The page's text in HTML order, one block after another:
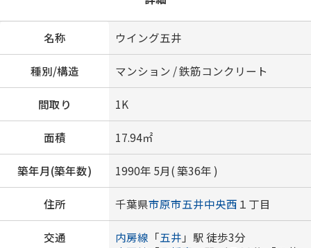
名称 ウイング五井
種別/構造 マンション / 鉄筋コンクリート
間取り 1K
面積 17.94㎡
築年月(築年数) 1990年 5月( 築36年 )
住所 千葉県市原市五井中央西 １丁目
交通 内房線 「五井 」駅 徒歩3分